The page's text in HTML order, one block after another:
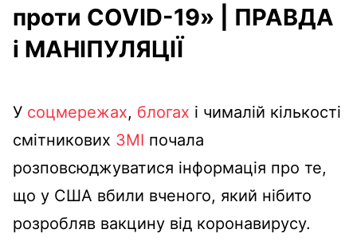
проти COVID-19» | ПРАВДА
і МАНІПУЛЯЦІЇ
У соцмережах, блогах і чималій кількості
смітникових ЗМІ почала
розповсюджуватися інформація про те,
що у США вбили вченого, який нібито
розробляв вакцину від коронавирусу.